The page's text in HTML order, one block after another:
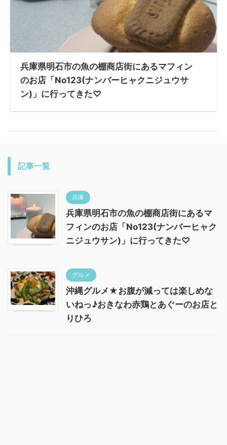
兵庫県明石市の魚の棚商店街にあるマフィン
のお店「No123(ナンバーヒャクニジュウサ
ン)」に行ってきた♡
記事一覧
兵庫
兵庫県明石市の魚の棚商店街にあるマ
フィンのお店「No123(ナンバーヒャク
ニジュウサン)」に行ってきた♡
グルメ
沖縄グルメ★お腹が減っては楽しめな
いねっ♪おきなわ赤鶏とあぐーのお店と
りひろ